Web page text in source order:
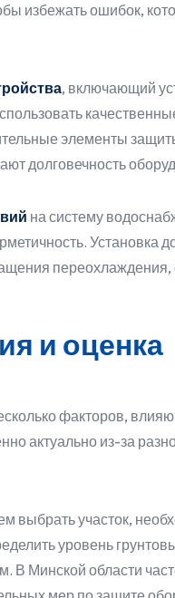
избежать ошибок,
, включающий
элементы
долговечность
на систему
Установка
и оценка
факторов,
актуально из-за
выбрать участок,
уровень
В Минской области